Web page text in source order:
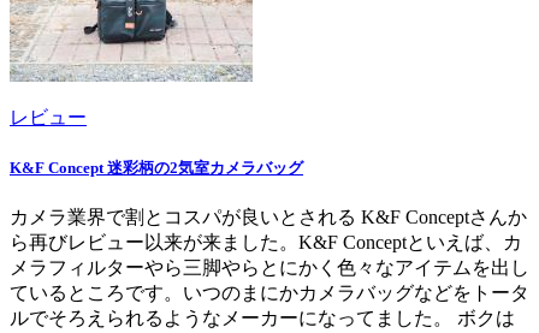
レビュー
K&F Concept 迷彩柄の2気室カメラバッグ
カメラ業界で割とコスパが良いとされる K&F Conceptさんか
ら再びレビュー以来が来ました。K&F Conceptといえば、カ
メラフィルターやら三脚やらとにかく色々なアイテムを出し
ているところです。いつのまにかカメラバッグなどをトータ
ルでそろえられるようなメーカーになってました。 ボクは